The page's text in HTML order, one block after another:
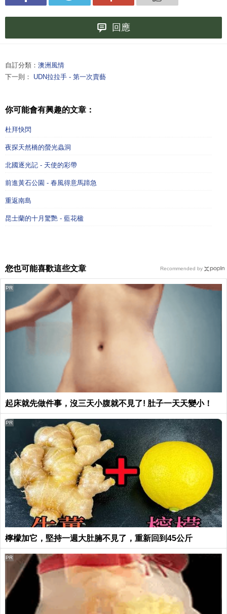
回應
自訂分類： 澳洲風情
下一則： UDN拉拉手 - 第一次賣藝
你可能會有興趣的文章：
杜拜快閃
夜探天然橋的螢光蟲洞
北國逐光記 - 天使的彩帶
前進黃石公園 - 春風得意馬蹄急
重返南島
昆士蘭的十月驚艷 - 藍花楹
您也可能喜歡這些文章
起床就先做件事，沒三天小腹就不見了! 肚子一天天變小！
PR
檸檬加它，堅持一週大肚腩不見了，重新回到45公斤
PR
PR
Recommended by